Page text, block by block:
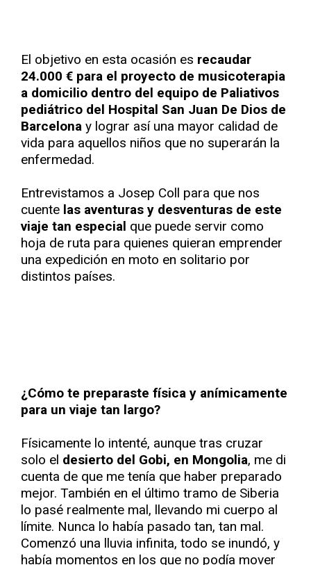
El objetivo en esta ocasión es recaudar
24.000 € para el proyecto de musicoterapia
a domicilio dentro del equipo de Paliativos
pediátrico del Hospital San Juan De Dios de
Barcelona y lograr así una mayor calidad de
vida para aquellos niños que no superarán la
enfermedad.
Entrevistamos a Josep Coll para que nos
cuente las aventuras y desventuras de este
viaje tan especial que puede servir como
hoja de ruta para quienes quieran emprender
una expedición en moto en solitario por
distintos países.
¿Cómo te preparaste física y anímicamente
para un viaje tan largo?
Físicamente lo intenté, aunque tras cruzar
solo el desierto del Gobi, en Mongolia, me di
cuenta de que me tenía que haber preparado
mejor. También en el último tramo de Siberia
lo pasé realmente mal, llevando mi cuerpo al
límite. Nunca lo había pasado tan, tan mal.
Comenzó una lluvia infinita, todo se inundó, y
había momentos en los que no podía mover